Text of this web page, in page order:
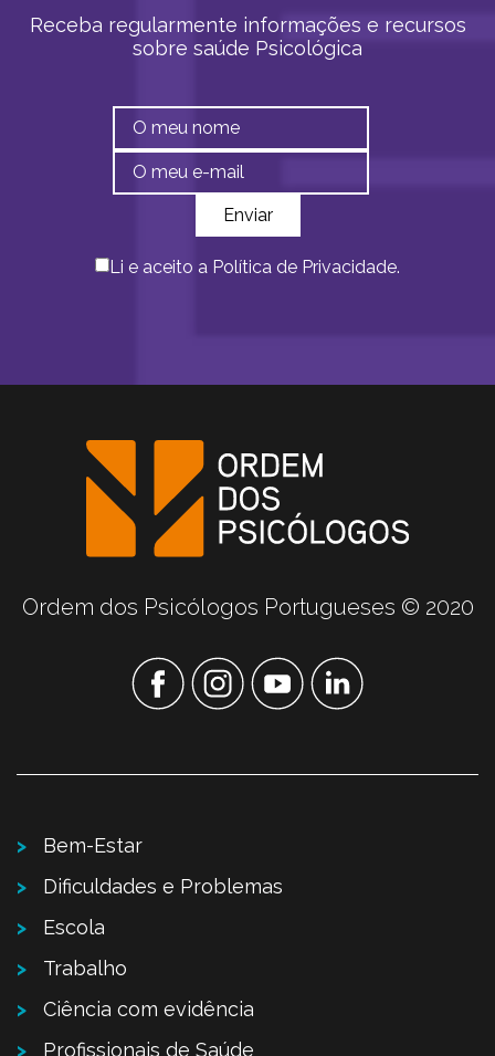
Receba regularmente informações e recursos
sobre saúde Psicológica
Li e aceito a Política de Privacidade.
Ordem dos Psicólogos Portugueses © 2020
Bem-Estar
Dificuldades e Problemas
Escola
Trabalho
Ciência com evidência
Profissionais de Saúde